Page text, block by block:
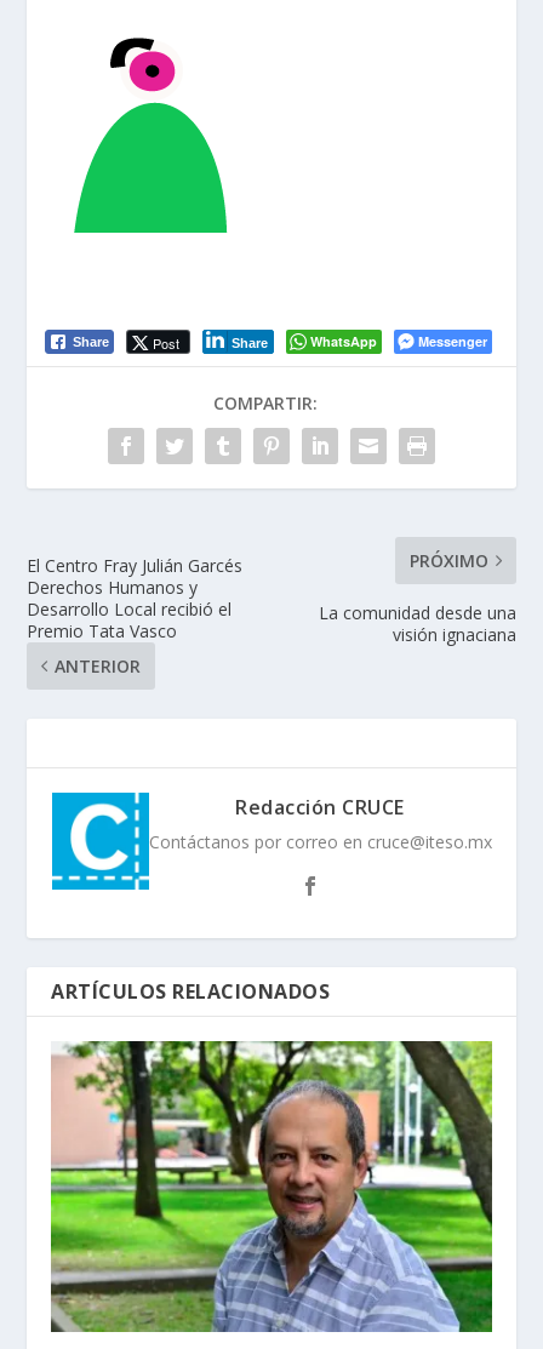
Share Post Share WhatsApp Messenger
COMPARTIR:
El Centro Fray Julián Garcés
Derechos Humanos y
Desarrollo Local recibió el
Premio Tata Vasco
ANTERIOR
PRÓXIMO
La comunidad desde una
visión ignaciana
Redacción CRUCE
Contáctanos por correo en cruce@iteso.mx
ARTÍCULOS RELACIONADOS